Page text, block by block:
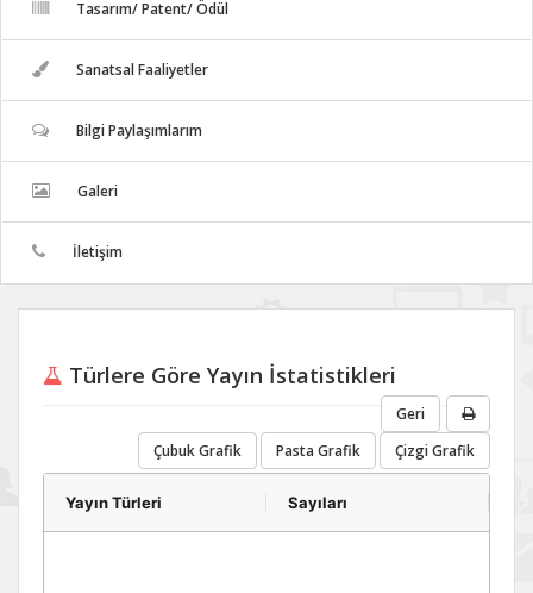
Tasarım/ Patent/ Ödül
Sanatsal Faaliyetler
Bilgi Paylaşımlarım
Galeri
İletişim
Türlere Göre Yayın İstatistikleri
Geri
Çubuk Grafik
Pasta Grafik Çizgi Grafik
Yayın Türleri Sayıları